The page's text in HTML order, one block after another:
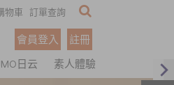
物車 訂單查詢
會員登入
註冊
日云 素人體驗